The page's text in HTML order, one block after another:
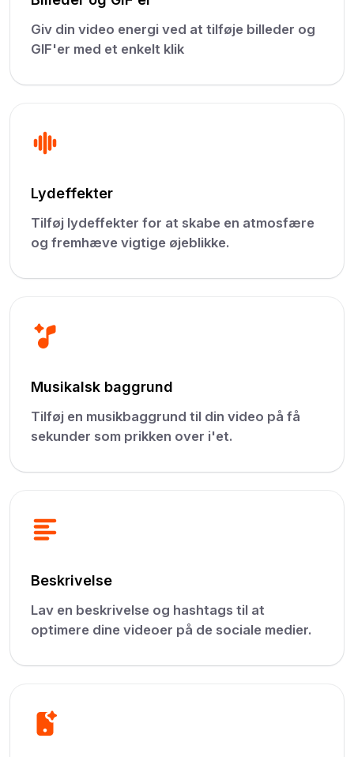
Giv din video energi ved at tilføje billeder og
GIF'er med et enkelt klik
Lydeffekter
Tilføj lydeffekter for at skabe en atmosfære
og fremhæve vigtige øjeblikke.
Musikalsk baggrund
Tilføj en musikbaggrund til din video på få
sekunder som prikken over i'et.
Beskrivelse
Lav en beskrivelse og hashtags til at
optimere dine videoer på de sociale medier.